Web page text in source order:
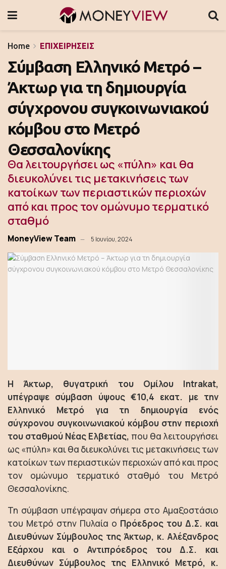
Home ΕΠΙΧΕΙΡΗΣΕΙΣ
Σύμβαση Ελληνικό Μετρό –
Άκτωρ για τη δημιουργία
σύγχρονου συγκοινωνιακού
κόμβου στο Μετρό
Θεσσαλονίκης
Θα λειτουργήσει ως «πύλη» και θα
διευκολύνει τις μετακινήσεις των
κατοίκων των περιαστικών περιοχών
από και προς τον ομώνυμο τερματικό
σταθμό
MoneyView Team 5 Ιουνίου, 2024
Η Άκτωρ, θυγατρική του Ομίλου Intrakat,
υπέγραψε σύμβαση ύψους €10,4 εκατ. με την
Ελληνικό Μετρό για τη δημιουργία ενός
σύγχρονου συγκοινωνιακού κόμβου στην περιοχή
του σταθμού Νέας Ελβετίας, που θα λειτουργήσει
ως «πύλη» και θα διευκολύνει τις μετακινήσεις των
κατοίκων των περιαστικών περιοχών από και προς
τον ομώνυμο τερματικό σταθμό του Μετρό
Θεσσαλονίκης.
Τη σύμβαση υπέγραψαν σήμερα στο Αμαξοστάσιο
του Μετρό στην Πυλαία ο Πρόεδρος του Δ.Σ. και
Διευθύνων Σύμβουλος της Άκτωρ, κ. Αλέξανδρος
Εξάρχου και ο Αντιπρόεδρος του Δ.Σ. και
Διευθύνων Σύμβουλος της Ελληνικό Μετρό, κ.